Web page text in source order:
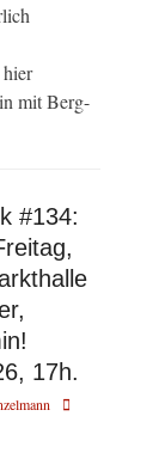
mit Berg-
#134:
17h.